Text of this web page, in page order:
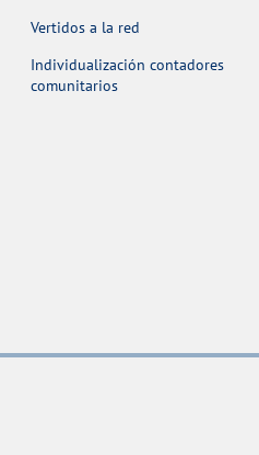
Vertidos a la red
Individualización contadores
comunitarios